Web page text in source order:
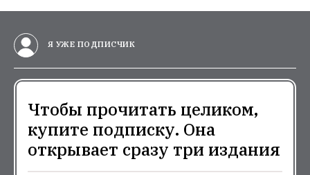
Я УЖЕ ПОДПИСЧИК
Чтобы прочитать целиком,
купите подписку. Она
открывает сразу три издания